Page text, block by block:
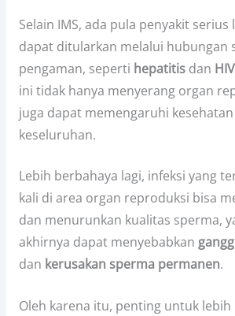
Selain IMS, ada pula penyakit serius
dapat ditularkan melalui hubungan
pengaman, seperti hepatitisdan HIV
ini tidak hanya menyerang organ
juga dapat memengaruhi
keseluruhan.
Lebih berbahaya lagi, infeksi yang
kali di area organ reproduksi bisa
dan menurunkan kualitas sperma,
akhirnya dapat menyebabkan
dan kerusakan sperma permanen.
Oleh karena itu, penting untuk